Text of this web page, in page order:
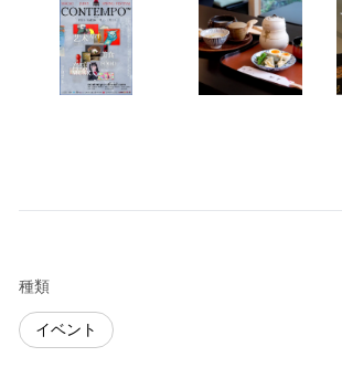
種類
イベント